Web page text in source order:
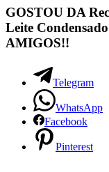
GOSTOU DA
Leite
AMIGOS!!
Telegram
WhatsApp
Facebook
Pinterest